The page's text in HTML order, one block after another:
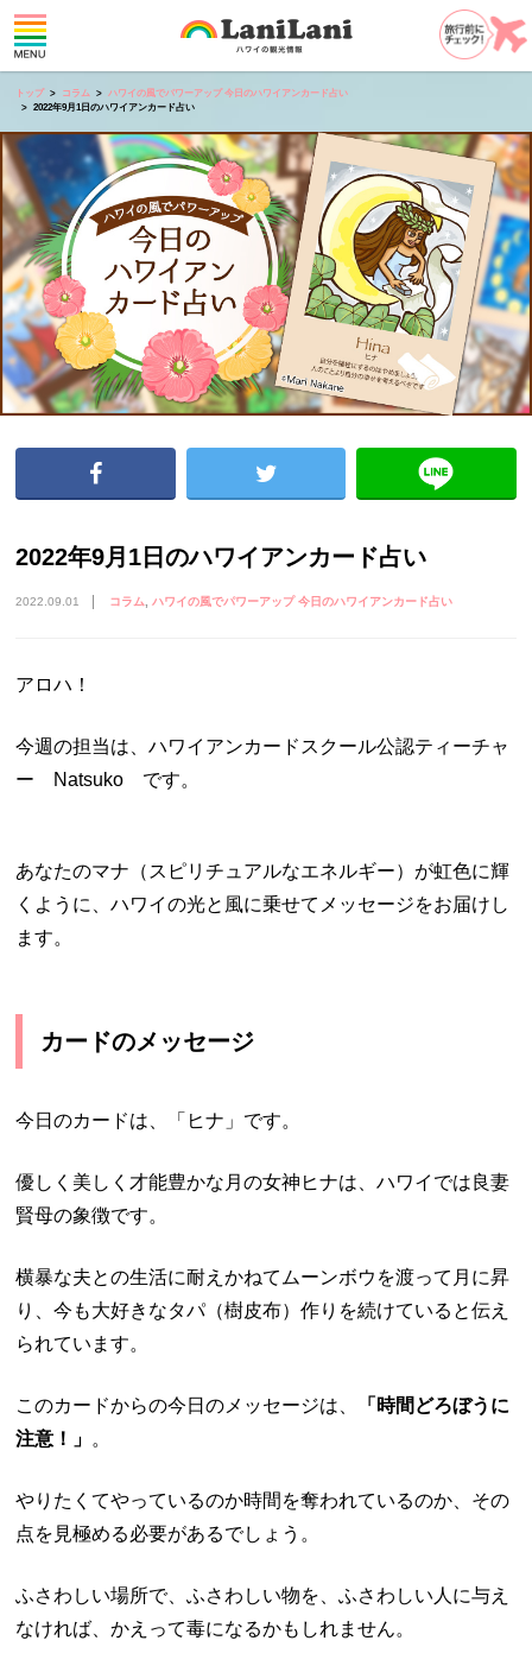
トップ コラム
ハワイの風でパワーアップ 今日のハワイアンカード占い
2022年9月1日のハワイアンカード占い
2022年9月1日のハワイアンカード占い
2022.09.01 コラム ハワイの風でパワーアップ 今日のハワイアンカード占い
アロハ！
今週の担当は、ハワイアンカードスクール公認ティーチャ
ー Natsuko です。
あなたのマナ（スピリチュアルなエネルギー）が虹色に輝
くように、ハワイの光と風に乗せてメッセージをお届けし
ます。
カードのメッセージ
今日のカードは、「ヒナ」です。
優しく美しく才能豊かな月の女神ヒナは、ハワイでは良妻
賢母の象徴です。
横暴な夫との生活に耐えかねてムーンボウを渡って月に昇
り、今も大好きなタパ（樹皮布）作りを続けていると伝え
られています。
このカードからの今日のメッセージは、
「時間どろぼうに
注意！」 。
やりたくてやっているのか時間を奪われているのか、その
点を見極める必要があるでしょう。
ふさわしい場所で、ふさわしい物を、ふさわしい人に与え
なければ、かえって毒になるかもしれません。